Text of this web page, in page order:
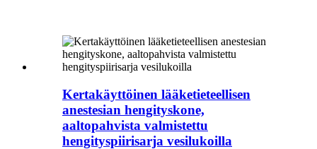
Kertakäyttöinen lääketieteellisen
anestesian hengityskone,
aaltopahvista valmistettu
hengityspiirisarja vesilukoilla